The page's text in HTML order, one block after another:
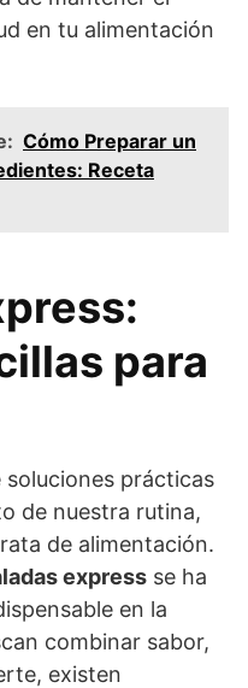
en tu alimentación
Cómo Preparar un
Receta
para
soluciones prácticas
de nuestra rutina,
de alimentación.
express se ha
en la
combinar sabor,
existen